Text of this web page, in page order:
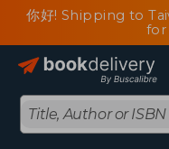
你好! Shipping to
for